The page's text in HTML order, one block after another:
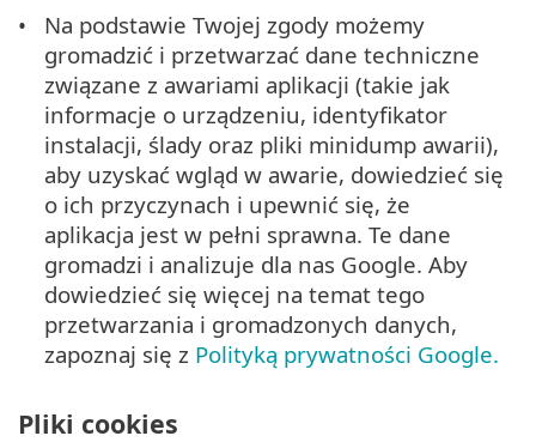
Na podstawie Twojej zgody możemy
gromadzić i przetwarzać dane techniczne
związane z awariami aplikacji (takie jak
informacje o urządzeniu, identyfikator
instalacji, ślady oraz pliki minidump awarii),
aby uzyskać wgląd w awarie, dowiedzieć się
o ich przyczynach i upewnić się, że
aplikacja jest w pełni sprawna. Te dane
gromadzi i analizuje dla nas Google. Aby
dowiedzieć się więcej na temat tego
przetwarzania i gromadzonych danych,
zapoznaj się z Polityką prywatności Google.
Pliki cookies